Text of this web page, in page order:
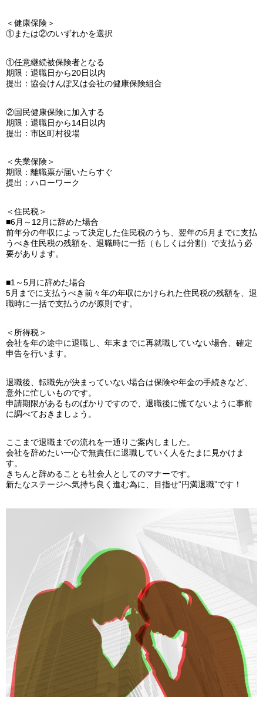
＜健康保険＞
①または②のいずれかを選択
①任意継続被保険者となる
期限：退職日から20日以内
提出：協会けんぽ又は会社の健康保険組合
②国民健康保険に加入する
期限：退職日から14日以内
提出：市区町村役場
＜失業保険＞
期限：離職票が届いたらすぐ
提出：ハローワーク
＜住民税＞
■6月～12月に辞めた場合
前年分の年収によって決定した住民税のうち、翌年の5月までに支払
うべき住民税の残額を、退職時に一括（もしくは分割）で支払う必
要があります。
■1～5月に辞めた場合
5月までに支払うべき前々年の年収にかけられた住民税の残額を、退
職時に一括で支払うのが原則です。
＜所得税＞
会社を年の途中に退職し、年末までに再就職していない場合、確定
申告を行います。
退職後、転職先が決まっていない場合は保険や年金の手続きなど、
意外に忙しいものです。
申請期限があるものばかりですので、退職後に慌てないように事前
に調べておきましょう。
ここまで退職までの流れを一通りご案内しました。
会社を辞めたい一心で無責任に退職していく人をたまに見かけま
す。
きちんと辞めることも社会人としてのマナーです。
新たなステージへ気持ち良く進む為に、目指せ“円満退職”です！